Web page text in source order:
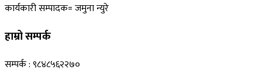
कार्यकारी सम्पादक= जमुना न्युरे
हाम्रो सम्पर्क
सम्पर्क : ९८४८५६२२७०